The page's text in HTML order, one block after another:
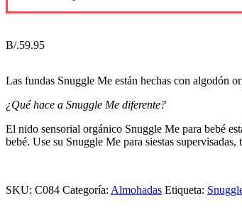
B/.59.95
Las fundas Snuggle Me están hechas con algodón
¿Qué hace a Snuggle Me diferente?
El nido sensorial orgánico Snuggle Me para bebé
bebé. Use su Snuggle Me para siestas
SKU: C084 Categoría: Almohadas Etiqueta: